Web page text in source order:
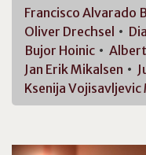
Francisco Alvarado
Oliver Drechsel
Bujor Hoinic
Jan ErikMikalsen
Ksenija Vojisavljevic